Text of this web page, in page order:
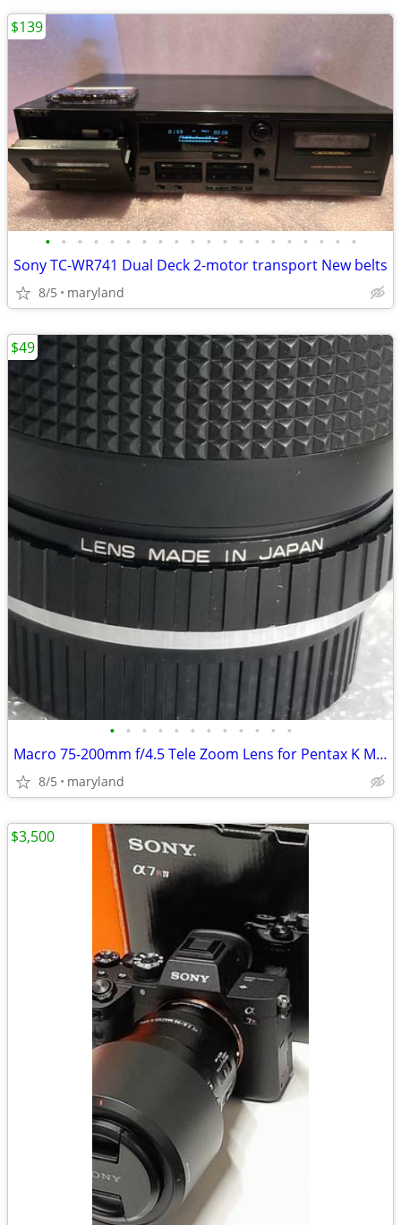
• • • • • • • • • • • • • • • • • • • •
Sony TC-WR741 Dual Deck 2-motor transport New belts
8/5 maryland
$139
• • • • • • • • • • • •
Macro 75-200mm f/4.5 Tele Zoom Lens for Pentax K Man
8/5 maryland
$49
$3,500